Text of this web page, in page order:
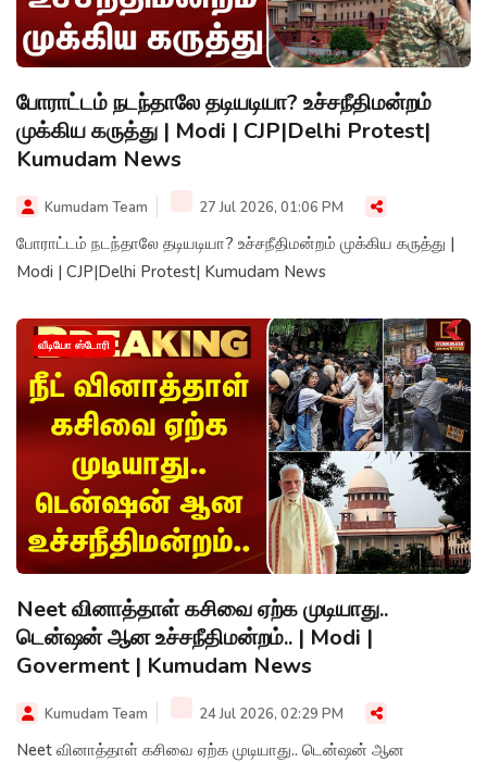
போராட்டம் நடந்தாலே தடியடியா? உச்சநீதிமன்றம்
முக்கிய கருத்து | Modi | CJP|Delhi Protest|
Kumudam News
Kumudam Team 27 Jul 2026, 01:06 PM
போராட்டம் நடந்தாலே தடியடியா? உச்சநீதிமன்றம் முக்கிய கருத்து |
Modi | CJP|Delhi Protest| Kumudam News
வீடியோ ஸ்டோரி
Neet வினாத்தாள் கசிவை ஏற்க முடியாது..
டென்ஷன் ஆன உச்சநீதிமன்றம்.. | Modi |
Goverment | Kumudam News
Kumudam Team 24 Jul 2026, 02:29 PM
Neet வினாத்தாள் கசிவை ஏற்க முடியாது.. டென்ஷன் ஆன